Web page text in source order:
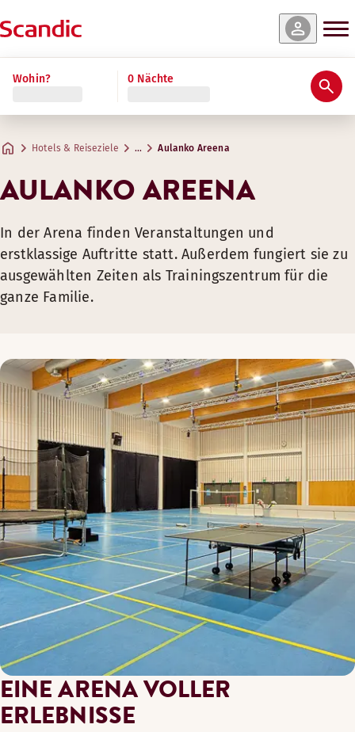
Wohin? 0 Nächte
Hotels & Reiseziele … Aulanko Areena
AULANKO AREENA
In der Arena finden Veranstaltungen und
erstklassige Auftritte statt. Außerdem fungiert sie zu
ausgewählten Zeiten als Trainingszentrum für die
ganze Familie.
EINE ARENA VOLLER
ERLEBNISSE